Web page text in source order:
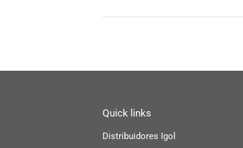
Quick links
Distribuidores Igol